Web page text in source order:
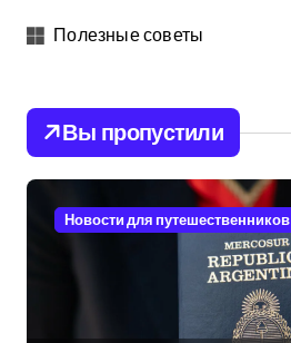
Полезные советы
Вы пропустили
Новости для путешественников